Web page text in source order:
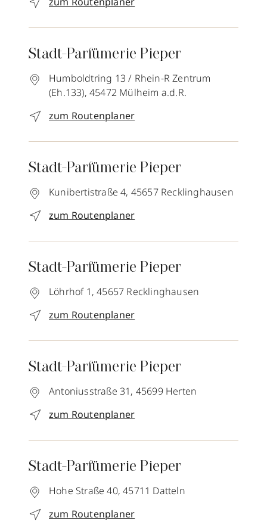
Stadt-Parfümerie Pieper
Humboldtring 13 / Rhein-R Zentrum
(Eh.133), 45472 Mülheim a.d.R.
zum Routenplaner
Stadt-Parfümerie Pieper
Kunibertistraße 4, 45657 Recklinghausen
zum Routenplaner
Stadt-Parfümerie Pieper
Löhrhof 1, 45657 Recklinghausen
zum Routenplaner
Stadt-Parfümerie Pieper
Antoniusstraße 31, 45699 Herten
zum Routenplaner
Stadt-Parfümerie Pieper
Hohe Straße 40, 45711 Datteln
zum Routenplaner